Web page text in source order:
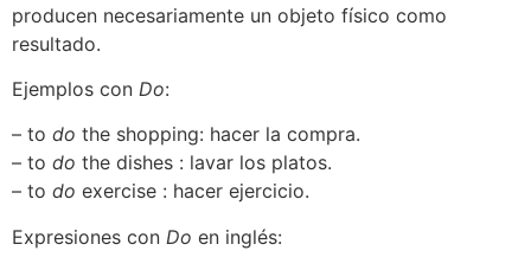
producen necesariamente un objeto físico como
resultado.
Ejemplos con Do:
– to do the shopping: hacer la compra.
– to do the dishes : lavar los platos.
– to do exercise : hacer ejercicio.
Expresiones con Do en inglés: